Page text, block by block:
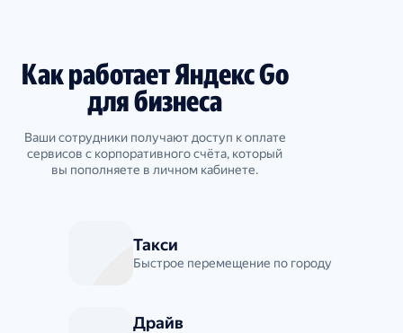
Как работает Яндекс Go
для бизнеса
Ваши сотрудники получают доступ к оплате
сервисов с корпоративного счёта, который
вы пополняете в личном кабинете.
Такси
Быстрое перемещение по городу
Драйв